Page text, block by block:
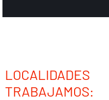
TRABAJAMOS: